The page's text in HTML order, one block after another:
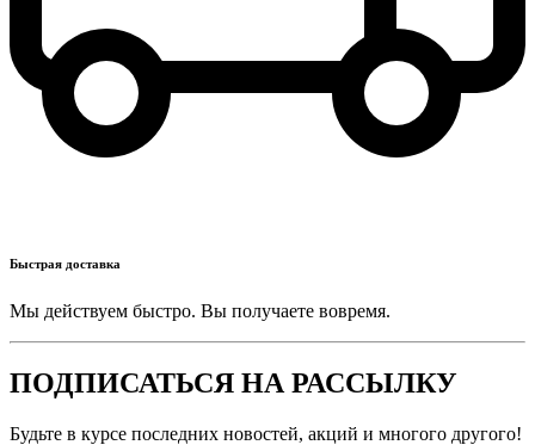
Быстрая доставка
Мы действуем быстро. Вы получаете вовремя.
ПОДПИСАТЬСЯ НА РАССЫЛКУ
Будьте в курсе последних новостей, акций и многого другого!